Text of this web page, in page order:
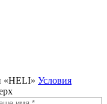
«HELI» Условия